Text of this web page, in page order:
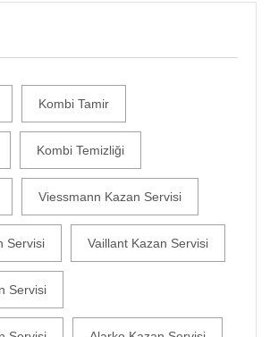
Kombi Tamir
Kombi Temizliği
Viessmann Kazan Servisi
Servisi Vaillant Kazan Servisi
Servisi